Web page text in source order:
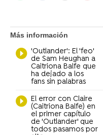
Más información
'Outlander': El 'feo'
de Sam Heughan a
Caitriona Balfe que
ha dejado a los
fans sin palabras
El error con Claire
(Caitriona Balfe) en
el primer capítulo
de 'Outlander' que
todos pasamos por